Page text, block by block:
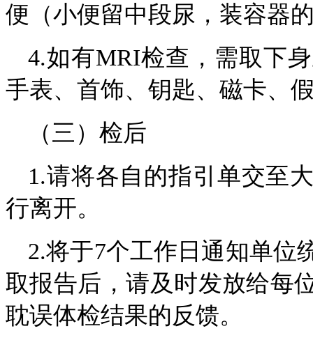
便（小便留中段尿，装容器
4.如有MRI检查，需取下
手表、首饰、钥匙、磁卡、
（三）检后
1.请将各自的指引单交至
行离开。
2.将于7个工作日通知单位
取报告后，请及时发放给每
耽误体检结果的反馈。